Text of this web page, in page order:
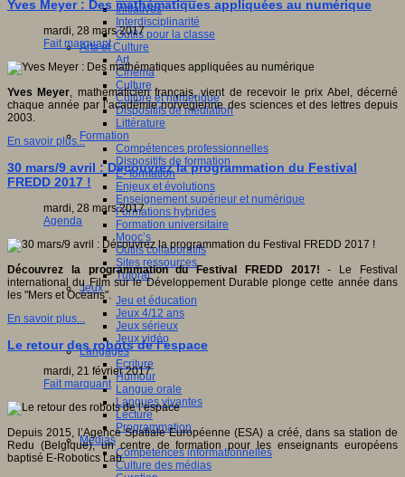
Initiatives
Interdisciplinarité
Outils pour la classe
Arts et Culture
Art
Cinéma
Culture
Culture et numérique
Dispositifs de médiation
Littérature
Formation
Compétences professionnelles
Dispositifs de formation
E- formation
Enjeux et évolutions
Enseignement supérieur et numérique
Formations hybrides
Formation universitaire
Mooc’s
Outils collaboratifs
Sites ressources
Tutorat
Jeux
Jeu et éducation
Jeux 4/12 ans
Jeux sérieux
Jeux vidéo
Langages
Ecriture
Humour
Langue orale
Langues vivantes
Lecture
Programmation
Médias
Compétences informationnelles
Culture des médias
Yves Meyer : Des mathématiques appliquées au numérique
mardi, 28 mars 2017
Fait marquant
Yves Meyer, mathématicien français, vient de recevoir le prix Abel, décerné
chaque année par l’académie norvégienne des sciences et des lettres depuis
2003.
En savoir plus...
30 mars/9 avril : Découvrez la programmation du Festival
FREDD 2017 !
mardi, 28 mars 2017
Agenda
Découvrez la programmation du Festival FREDD 2017! - Le Festival
international du Film sur le Développement Durable plonge cette année dans
les "Mers et Océans".
En savoir plus...
Le retour des robots de l’espace
mardi, 21 février 2017
Fait marquant
Depuis 2015, l’Agence Spatiale Européenne (ESA) a créé, dans sa station de
Redu (Belgique), un centre de formation pour les enseignants européens
baptisé E-Robotics Lab.